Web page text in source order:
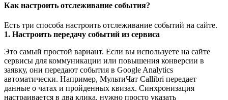
Как настроить отслеживание события?
Есть три способа настроить отслеживание событий на сайте.
1. Настроить передачу событий из сервиса
Это самый простой вариант. Если вы используете на сайте
сервисы для коммуникации или повышения конверсии в
заявку, они передают события в Google Analytics
автоматически. Например, МультиЧат Callibri передает
данные о чатах и пройденных квизах. Синхронизация
настраивается в два клика, нужно просто указать